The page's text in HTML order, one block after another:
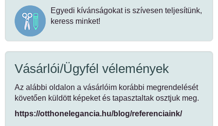
Egyedi kívánságokat is szívesen teljesítünk,
keress minket!
Vásárlói/Ügyfél vélemények
Az alábbi oldalon a vásárlóim korábbi megrendelését
követően küldött képeket és tapasztaltak osztjuk meg.
https://otthonelegancia.hu/blog/referenciaink/